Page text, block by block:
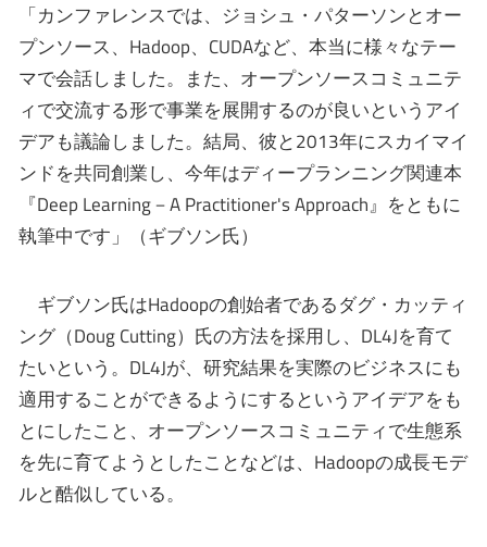
「カンファレンスでは、ジョシュ・パターソンとオー
プンソース、Hadoop、CUDAなど、本当に様々なテー
マで会話しました。また、オープンソースコミュニテ
ィで交流する形で事業を展開するのが良いというアイ
デアも議論しました。結局、彼と2013年にスカイマイ
ンドを共同創業し、今年はディープランニング関連本
『Deep Learning－A Practitioner's Approach』をともに
執筆中です」（ギブソン氏）
ギブソン氏はHadoopの創始者であるダグ・カッティ
ング（Doug Cutting）氏の方法を採用し、DL4Jを育て
たいという。DL4Jが、研究結果を実際のビジネスにも
適用することができるようにするというアイデアをも
とにしたこと、オープンソースコミュニティで生態系
を先に育てようとしたことなどは、Hadoopの成長モデ
ルと酷似している。